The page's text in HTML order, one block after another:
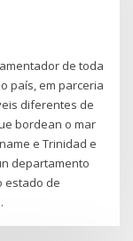
de toda
país, em parceria
diferentes de
bordean o mar
e Trinidad e
departamento
estado de